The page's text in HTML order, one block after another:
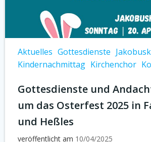
Aktuelles Gottesdienste
Kindernachmittag Kirchenchor
Gottesdienste und
um das Osterfest 2025 in
und Heßles
veröffentlicht am 10/04/2025